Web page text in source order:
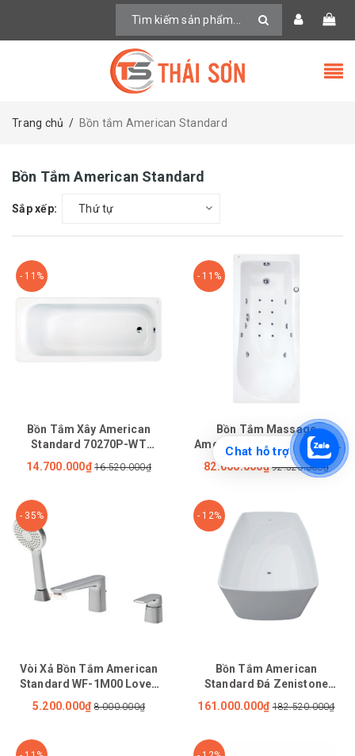
Trang chủ / Bồn tắm American Standard
Bồn Tắm American Standard
Sắp xếp: Thứ tự
- 11%
Bồn Tắm Xây American
Standard 70270P-WT
(70270PWT) Active 1.7 Mét
14.700.000₫ 16.520.000₫
- 11%
Bồn Tắm Massage
American Standard 70092-
WT (70092WT) Tonic Xây
1.7M
82.000.000₫ 92.520.000₫
- 35%
Vòi Xả Bồn Tắm American
Standard WF-1M00 Loven
Nóng Lạnh
5.200.000₫ 8.000.000₫
- 12%
Bồn Tắm American
Standard Đá Zenistone
BTAS9831 Đặt Sàn 1.85m
161.000.000₫ 182.520.000₫
Chat hỗ trợ